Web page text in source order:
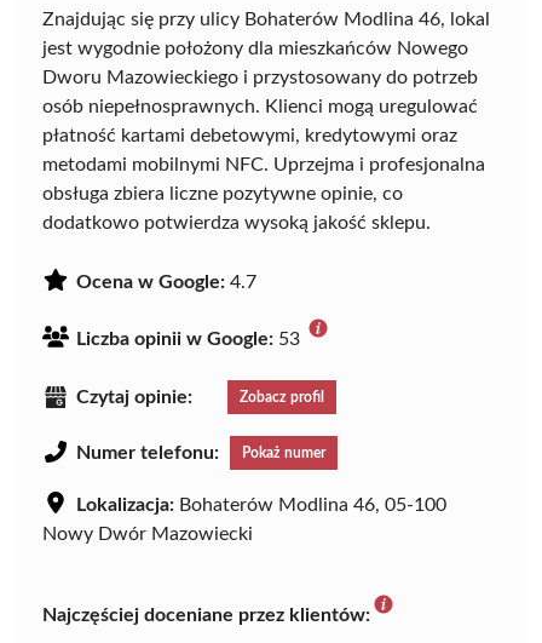
Znajdując się przy ulicy Bohaterów Modlina 46, lokal
jest wygodnie położony dla mieszkańców Nowego
Dworu Mazowieckiego i przystosowany do potrzeb
osób niepełnosprawnych. Klienci mogą uregulować
płatność kartami debetowymi, kredytowymi oraz
metodami mobilnymi NFC. Uprzejma i profesjonalna
obsługa zbiera liczne pozytywne opinie, co
dodatkowo potwierdza wysoką jakość sklepu.
Ocena w Google: 4.7
Liczba opinii w Google: 53
Czytaj opinie: Zobacz profil
Numer telefonu: Pokaż numer
Lokalizacja: Bohaterów Modlina 46, 05-100
Nowy Dwór Mazowiecki
Najczęściej doceniane przez klientów: